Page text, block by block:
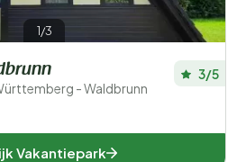
1/3
- Waldbrunn
3/5
Vakantiepark